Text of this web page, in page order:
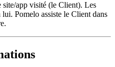
site/app visité (le Client). Les
lui. Pomelo assiste le Client dans